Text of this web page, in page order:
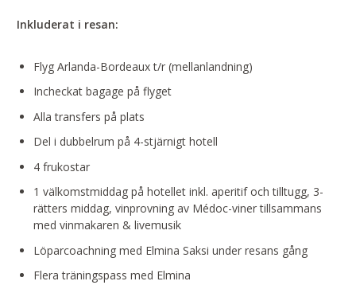
Inkluderat i resan:
Flyg Arlanda-Bordeaux t/r (mellanlandning)
Incheckat bagage på flyget
Alla transfers på plats
Del i dubbelrum på 4-stjärnigt hotell
4 frukostar
1 välkomstmiddag på hotellet inkl. aperitif och tilltugg, 3-
rätters middag, vinprovning av Médoc-viner tillsammans
med vinmakaren & livemusik
Löparcoachning med Elmina Saksi under resans gång
Flera träningspass med Elmina